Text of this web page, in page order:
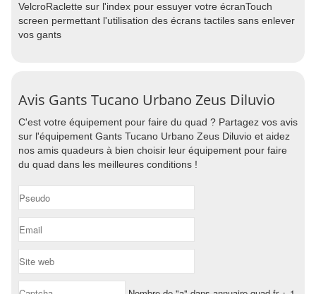
VelcroRaclette sur l'index pour essuyer votre écranTouch
screen permettant l'utilisation des écrans tactiles sans enlever
vos gants
Avis Gants Tucano Urbano Zeus Diluvio
C'est votre équipement pour faire du quad ? Partagez vos avis
sur l'équipement Gants Tucano Urbano Zeus Diluvio et aidez
nos amis quadeurs à bien choisir leur équipement pour faire
du quad dans les meilleures conditions !